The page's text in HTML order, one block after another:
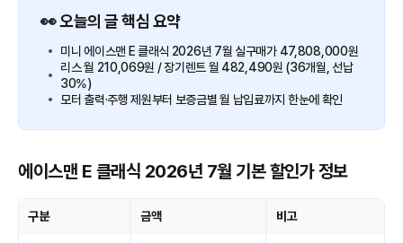
👀 오늘의 글 핵심 요약
미니 에이스맨 E 클래식 2026년 7월 실구매가 47,808,000원
리스 월 210,069원 / 장기렌트 월 482,490원 (36개월, 선납
30%)
모터 출력·주행 제원부터 보증금별 월 납입료까지 한눈에 확인
에이스맨 E 클래식 2026년 7월 기본 할인가 정보
구분 금액 비고